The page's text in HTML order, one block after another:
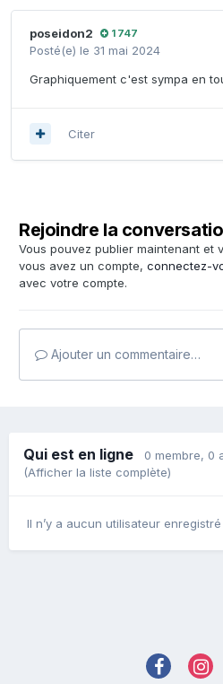
poseidon2 1 747
Posté(e) le 31 mai 2024
Graphiquement c'est sympa en
Citer
Rejoindre la
Vous pouvez publier maintenant et
vous avez un compte, connectez-
avec votre compte.
Ajouter un commentaire…
Qui est en ligne 0 membre, 0
(Afficher la liste complète)
Il n’y a aucun utilisateur